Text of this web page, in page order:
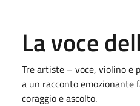
La voce
Tre artiste – voce, violino e
a un racconto emozionante
coraggio e ascolto.